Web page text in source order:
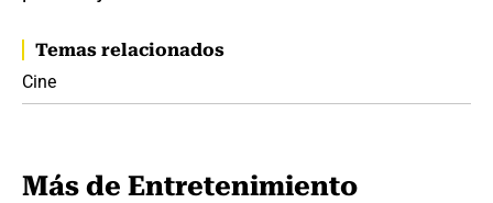
Temas relacionados
Cine
Más de Entretenimiento